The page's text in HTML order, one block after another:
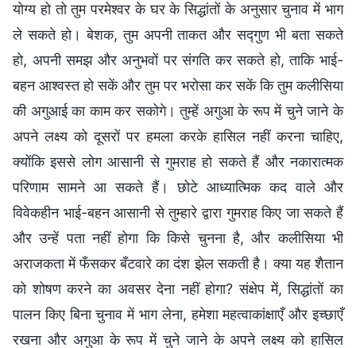
योग्य हो तो तुम परमेश्वर के घर के सिद्धांतों के अनुसार चुनाव में भाग
ले सकते हो। बेशक, तुम अपनी ताकत और सद्गुण भी बता सकते
हो, अपनी समझ और अनुभवों पर संगति कर सकते हो, ताकि भाई-
बहन आश्वस्त हो सकें और तुम पर भरोसा कर सकें कि तुम कलीसिया
की अगुआई का काम कर सकोगे। तुम्हें अगुआ के रूप में चुने जाने के
अपने लक्ष्य को दूसरों पर हमला करके हासिल नहीं करना चाहिए,
क्योंकि इससे लोग आसानी से गुमराह हो सकते हैं और नकारात्मक
परिणाम सामने आ सकते हैं। छोटे आध्यात्मिक कद वाले और
विवेकहीन भाई-बहन आसानी से तुम्हारे द्वारा गुमराह किए जा सकते हैं
और उन्हें पता नहीं होगा कि किसे चुनना है, और कलीसिया भी
अराजकता में फँसकर बँटवारे का दंश झेल सकती है। क्या यह शैतान
को शोषण करने का अवसर देना नहीं होगा? संक्षेप में, सिद्धांतों का
पालन किए बिना चुनाव में भाग लेना, हमेशा महत्वाकांक्षाएँ और इच्छाएँ
रखना और अगुआ के रूप में चुने जाने के अपने लक्ष्य को हासिल